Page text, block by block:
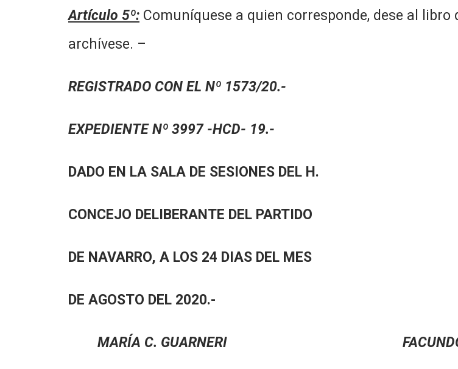
Artículo 5º: Comuníquese a quien corresponde, dese al libro
archívese. –
REGISTRADO CON EL Nº 1573/20.-
EXPEDIENTE Nº 3997 -HCD- 19.-
DADO EN LA SALA DE SESIONES DEL H.
CONCEJO DELIBERANTE DEL PARTIDO
DE NAVARRO, A LOS 24 DIAS DEL MES
DE AGOSTO DEL 2020.-
MARÍA C. GUARNERI FACUNDO